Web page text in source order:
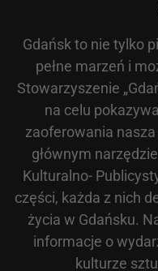
Gdańsk to nie tylko
pełne marzeń i
Stowarzyszenie
na celu
zaoferowania
głównym
Kulturalno-
części, każda z nich
życia w Gdańsku.
informacje o
kulturze